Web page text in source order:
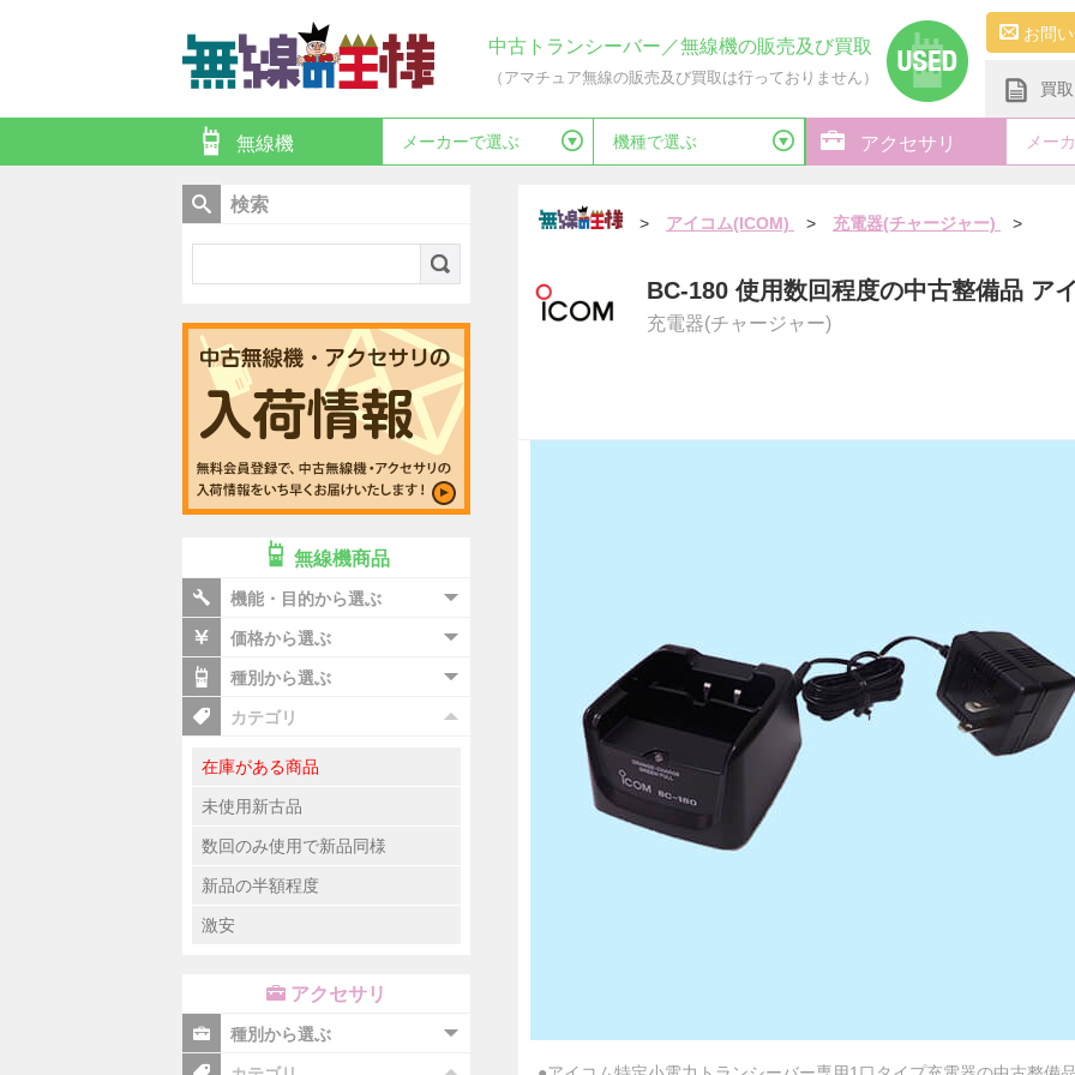
中古トランシーバー／無線機の販売及び買取
（アマチュア無線の販売及び買取は行っておりません）
お問
買
無線機 メーカーで選ぶ 機種で選ぶ アクセサリ メー
> アイコム(ICOM) > 充電器(チャージャー) >
BC-180 使用数回程度の中古整備品 ア
充電器(チャージャー)
検索
無線機商品
機能・目的から選ぶ
価格から選ぶ
種別から選ぶ
カテゴリ
在庫がある商品
未使用新古品
数回のみ使用で新品同様
新品の半額程度
激安
アクセサリ
種別から選ぶ